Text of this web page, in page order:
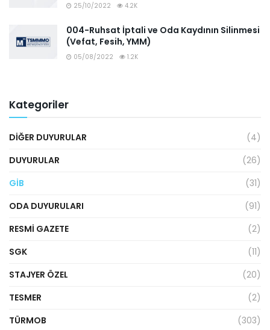
25/10/2022 4.2K
004-Ruhsat İptali ve Oda Kaydının Silinmesi
(Vefat, Fesih, YMM)
05/08/2022 1.2K
Kategoriler
DIĞER DUYURULAR
(4)
DUYURULAR
(26)
GİB
(31)
ODA DUYURULARI
(91)
RESMI GAZETE
(2)
SGK
(11)
STAJYER ÖZEL
(20)
TESMER
(2)
TÜRMOB
(303)